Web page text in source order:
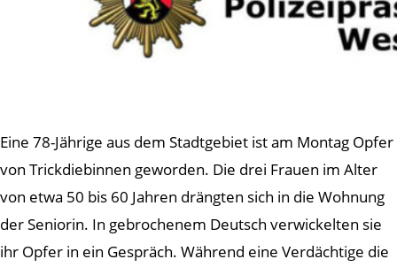
Eine 78-Jährige aus dem Stadtgebiet ist am Montag Opfer
von Trickdiebinnen geworden. Die drei Frauen im Alter
von etwa 50 bis 60 Jahren drängten sich in die Wohnung
der Seniorin. In gebrochenem Deutsch verwickelten sie
ihr Opfer in ein Gespräch. Während eine Verdächtige die